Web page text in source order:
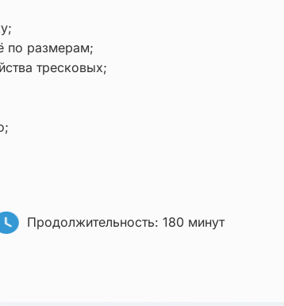
по размерам;
тресковых;
Продолжительность: 180 минут